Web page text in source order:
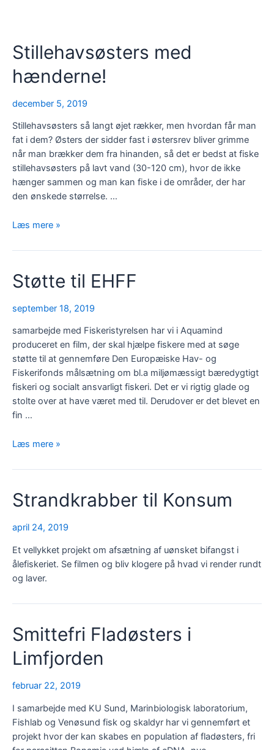
Stillehavsøsters med
hænderne!
december 5, 2019
Stillehavsøsters så langt øjet rækker, men hvordan får man
fat i dem? Østers der sidder fast i østersrev bliver grimme
når man brækker dem fra hinanden, så det er bedst at fiske
stillehavsøsters på lavt vand (30-120 cm), hvor de ikke
hænger sammen og man kan fiske i de områder, der har
den ønskede størrelse. …
Stillehavsøsters
hænderne!
Læs mere »
Støtte til EHFF
september 18, 2019
samarbejde med Fiskeristyrelsen har vi i Aquamind
produceret en film, der skal hjælpe fiskere med at søge
støtte til at gennemføre Den Europæiske Hav- og
Fiskerifonds målsætning om bl.a miljømæssigt bæredygtigt
fiskeri og socialt ansvarligt fiskeri. Det er vi rigtig glade og
stolte over at have været med til. Derudover er det blevet en
fin …
Støtte
EHFF
Læs mere »
Strandkrabber til Konsum
april 24, 2019
Et vellykket projekt om afsætning af uønsket bifangst i
ålefiskeriet. Se filmen og bliv klogere på hvad vi render rundt
og laver.
Smittefri Fladøsters i
Limfjorden
februar 22, 2019
I samarbejde med KU Sund, Marinbiologisk laboratorium,
Fishlab og Venøsund fisk og skaldyr har vi gennemført et
projekt hvor der kan skabes en population af fladøsters, fri